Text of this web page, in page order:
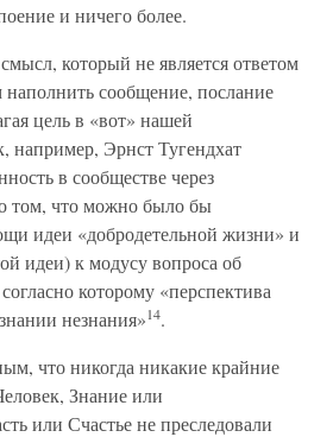
и ничего более.
который не является ответом
сообщение, послание
цель в «вот» нашей
например, Эрнст Тугендхат
в сообществе через
том, что можно было бы
идеи «добродетельной жизни» и
идеи) к модусу вопроса об
которому «перспектива
незнания»14.
что никогда никакие крайние
Знание или
или Счастье не преследовали